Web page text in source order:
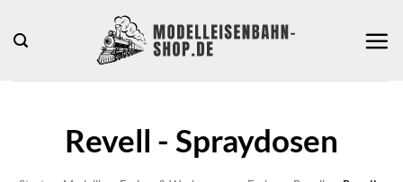
Inhalt
Revell - Spraydosen